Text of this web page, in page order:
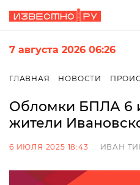
7 августа 2026 06:26
ГЛАВНАЯ НОВОСТИ
Обломки БПЛА 6
жители
6 ИЮЛЯ 2025 18:43 ИВАН